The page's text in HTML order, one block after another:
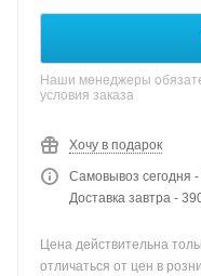
Наши менеджеры
условия заказа
Хочу в подарок
Самовывоз сегодня
Доставка завтра -
Цена действительна
отличаться от цен в